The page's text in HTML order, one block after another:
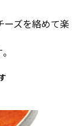
ーズを絡めて楽